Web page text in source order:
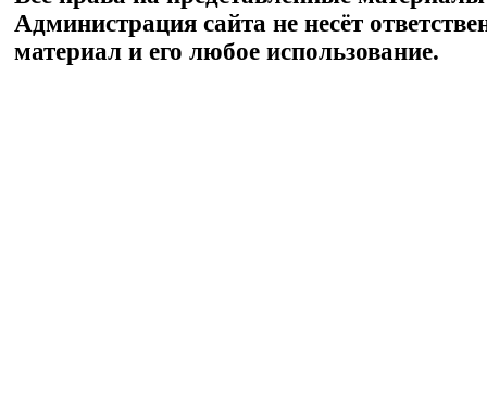
Администрация сайта не несёт
материал и его любое использование.